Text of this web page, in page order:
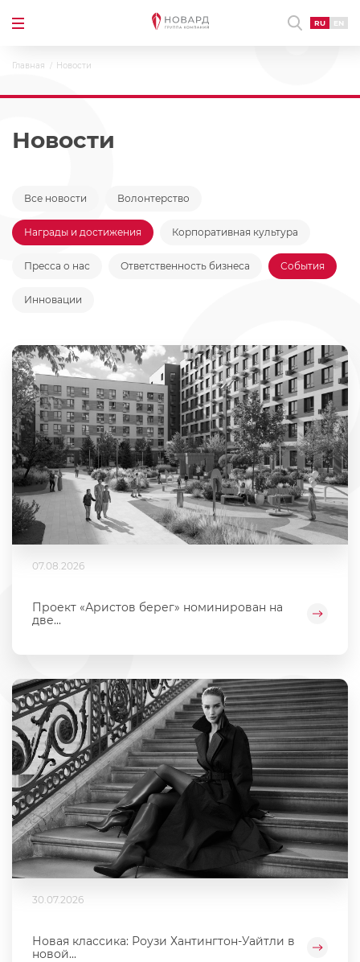
RU EN
Главная Новости
Новости
Все новости Волонтерство
Награды и достижения Корпоративная культура
Пресса о нас Ответственность бизнеса События
Инновации
07.08.2026
Проект «Аристов берег» номинирован на
две...
30.07.2026
Новая классика: Роузи Хантингтон-Уайтли в
новой...